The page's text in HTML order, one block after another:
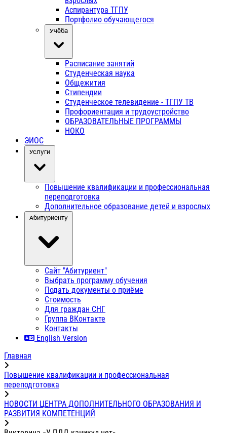
Аспирантура ТГПУ
Портфолио обучающегося
Учёба
Расписание занятий
Студенческая наука
Общежития
Стипендии
Студенческое телевидение - ТГПУ ТВ
Профориентация и трудоустройство
ОБРАЗОВАТЕЛЬНЫЕ ПРОГРАММЫ
НОКО
ЭИОС
Услуги
Повышение квалификации и профессиональная
переподготовка
Дополнительное образование детей и взрослых
Абитуриенту
Сайт "Абитуриент"
Выбрать программу обучения
Подать документы о приёме
Стоимость
Для граждан СНГ
Группа ВКонтакте
Контакты
English Version
Главная
Повышение квалификации и профессиональная
переподготовка
НОВОСТИ ЦЕНТРА ДОПОЛНИТЕЛЬНОГО ОБРАЗОВАНИЯ И
РАЗВИТИЯ КОМПЕТЕНЦИЙ